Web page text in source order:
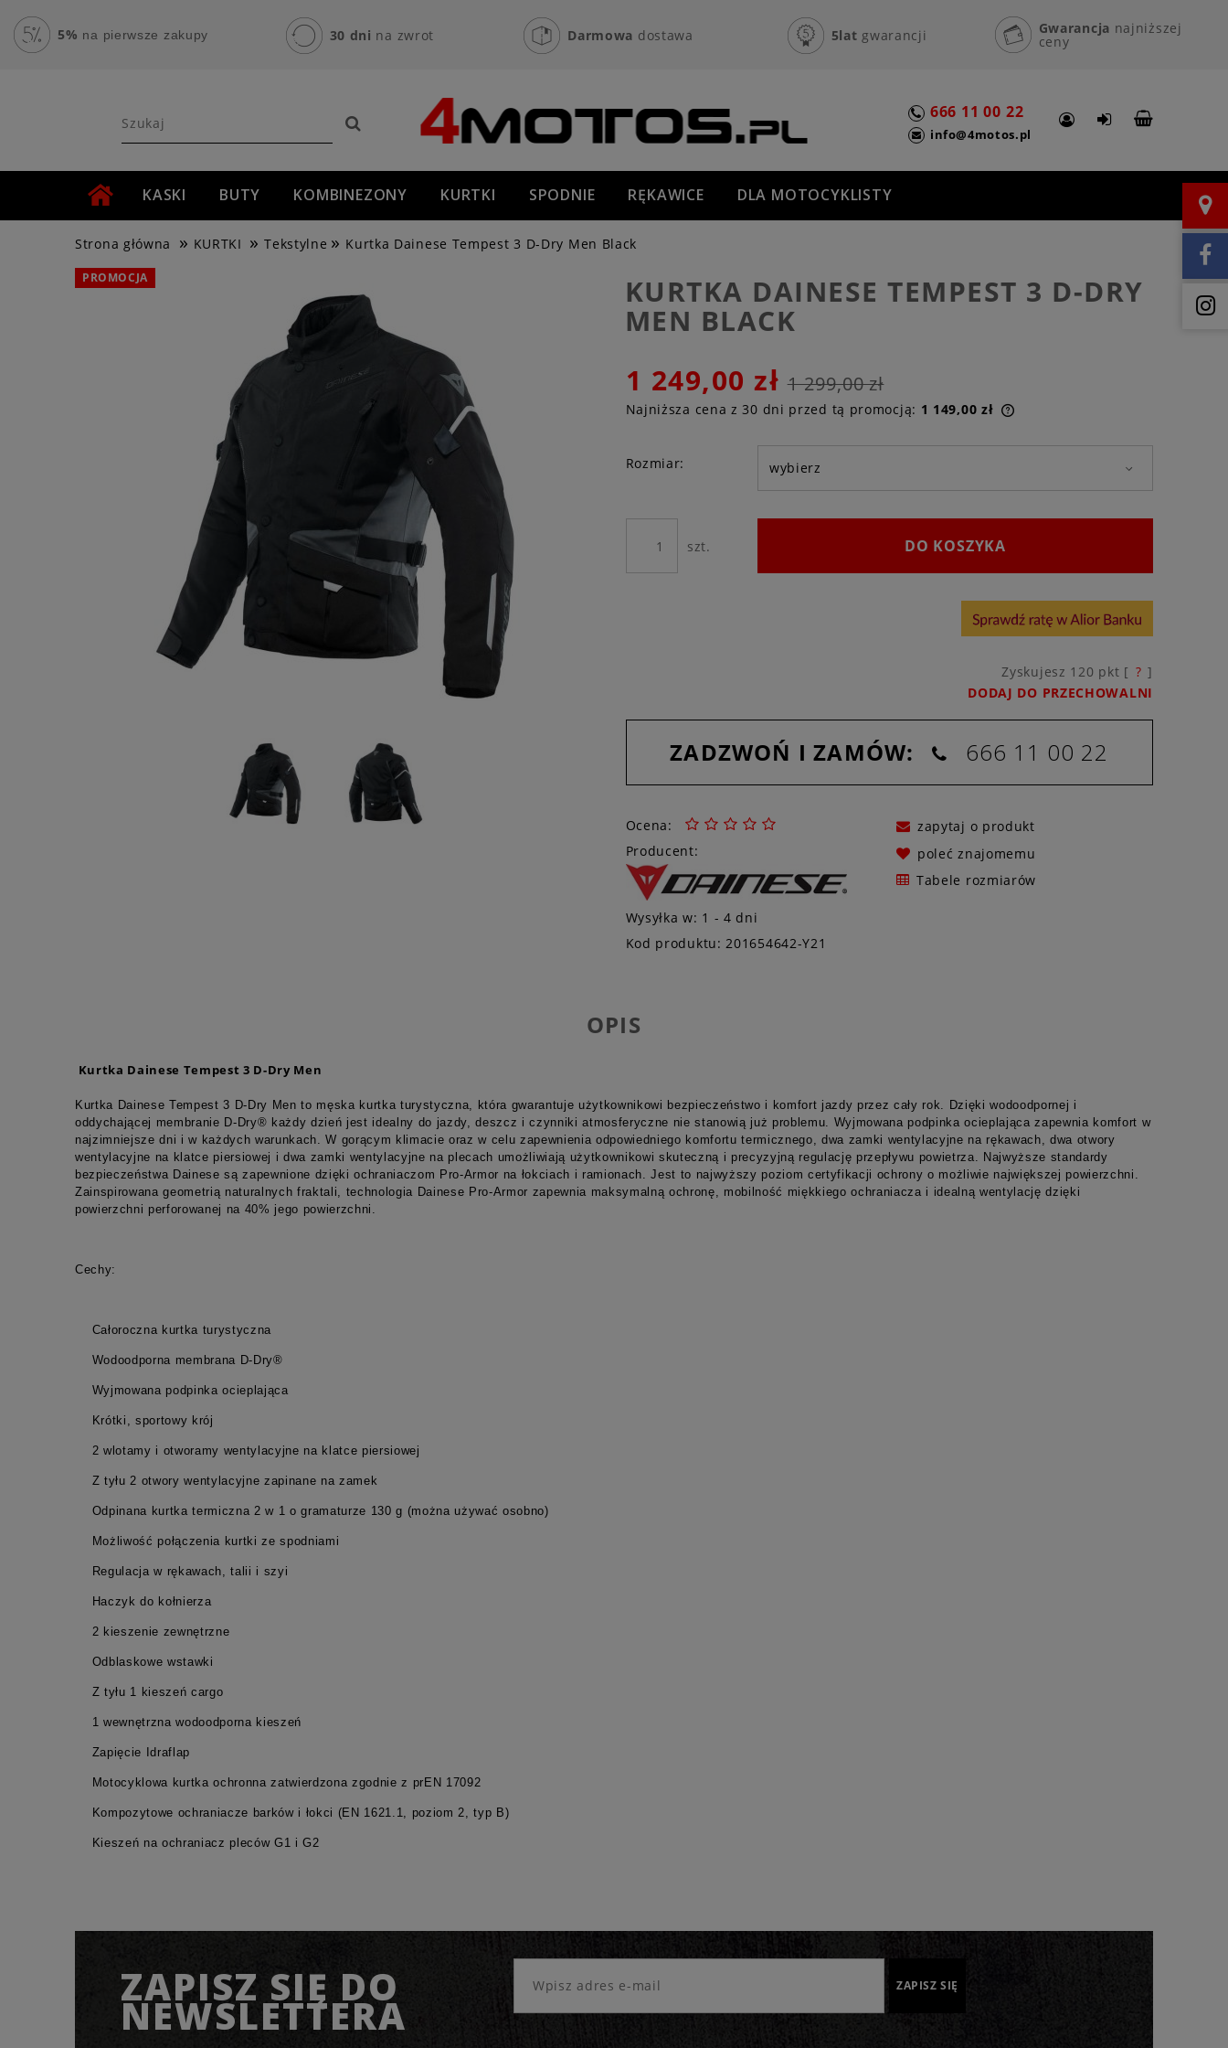
5% na pierwsze zakupy 30 dni na zwrot Darmowa dostawa 5lat gwarancji Gwarancja najniższej
ceny
666 11 00 22
info@4motos.pl
KASKI BUTY KOMBINEZONY KURTKI SPODNIE RĘKAWICE DLA MOTOCYKLISTY
AKCESORIA MOTOCYKLOWE ROWER OFF-ROAD NOWOŚCI
Strona główna » KURTKI » Tekstylne » Kurtka Dainese Tempest 3 D-Dry Men Black
KURTKA DAINESE TEMPEST 3 D-DRY
MEN BLACK
PROMOCJA
1 249,00 zł 1 299,00 zł
Najniższa cena z 30 dni przed tą promocją: 1 149,00 zł
Jeżeli produkt jest sprzedawany krócej
niż 30 dni, wyświetlana jest najniższa
Rozmiar:
szt. DO KOSZYKA
Zyskujesz 120 pkt [ ? ]
DODAJ DO PRZECHOWALNI
ZADZWOŃ I ZAMÓW: 666 11 00 22
Ocena:
Producent:
Wysyłka w: 1 - 4 dni
zapytaj o produkt
poleć znajomemu
Tabele rozmiarów
Kod produktu: 201654642-Y21
OPIS
Kurtka Dainese Tempest 3 D-Dry Men
Kurtka Dainese Tempest 3 D-Dry Men to męska kurtka turystyczna, która gwarantuje użytkownikowi bezpieczeństwo i komfort jazdy przez cały rok. Dzięki wodoodpornej i
oddychającej membranie D-Dry® każdy dzień jest idealny do jazdy, deszcz i czynniki atmosferyczne nie stanowią już problemu. Wyjmowana podpinka ocieplająca zapewnia komfort w
najzimniejsze dni i w każdych warunkach. W gorącym klimacie oraz w celu zapewnienia odpowiedniego komfortu termicznego, dwa zamki wentylacyjne na rękawach, dwa otwory
wentylacyjne na klatce piersiowej i dwa zamki wentylacyjne na plecach umożliwiają użytkownikowi skuteczną i precyzyjną regulację przepływu powietrza. Najwyższe standardy
bezpieczeństwa Dainese są zapewnione dzięki ochraniaczom Pro-Armor na łokciach i ramionach. Jest to najwyższy poziom certyfikacji ochrony o możliwie największej powierzchni.
Zainspirowana geometrią naturalnych fraktali, technologia Dainese Pro-Armor zapewnia maksymalną ochronę, mobilność miękkiego ochraniacza i idealną wentylację dzięki
powierzchni perforowanej na 40% jego powierzchni.
Cechy:
Całoroczna kurtka turystyczna
Wodoodporna membrana D-Dry®
Wyjmowana podpinka ocieplająca
Krótki, sportowy krój
2 wlotamy i otworamy wentylacyjne na klatce piersiowej
Z tyłu 2 otwory wentylacyjne zapinane na zamek
Odpinana kurtka termiczna 2 w 1 o gramaturze 130 g (można używać osobno)
Możliwość połączenia kurtki ze spodniami
Regulacja w rękawach, talii i szyi
Haczyk do kołnierza
2 kieszenie zewnętrzne
Odblaskowe wstawki
Z tyłu 1 kieszeń cargo
1 wewnętrzna wodoodporna kieszeń
Zapięcie Idraflap
Motocyklowa kurtka ochronna zatwierdzona zgodnie z prEN 17092
Kompozytowe ochraniacze barków i łokci (EN 1621.1, poziom 2, typ B)
Kieszeń na ochraniacz pleców G1 i G2
ZAPISZ SIĘ DO
NEWSLETTERA
ZAPISZ SIĘ